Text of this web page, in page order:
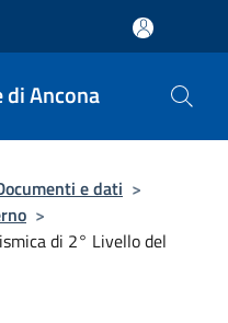
di Ancona
e dati >
>
di 2° Livello del